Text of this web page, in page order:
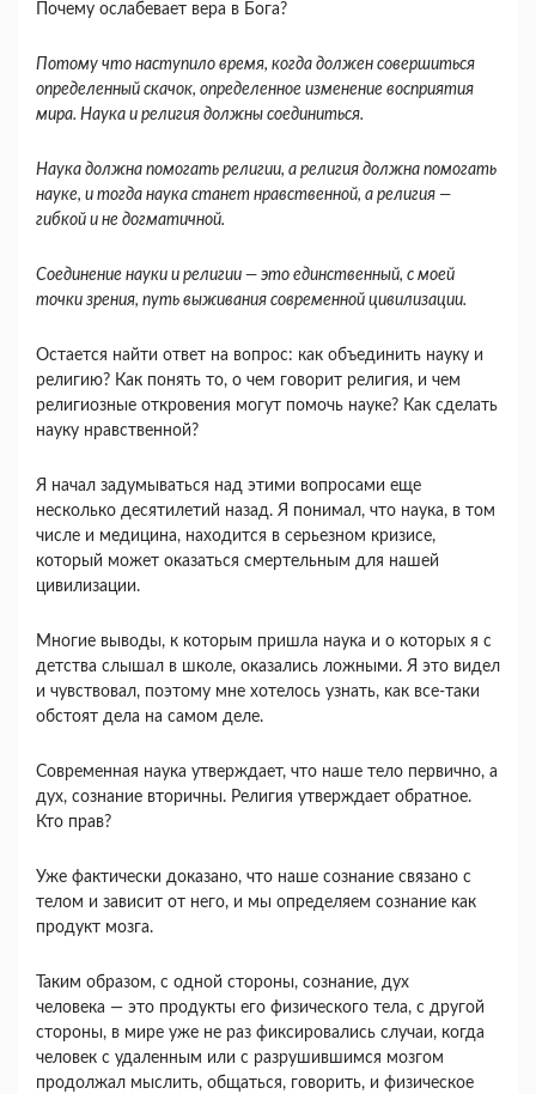
Почему ослабевает вера в Бога?
Потому что наступило время, когда должен совершиться
определенный скачок, определенное изменение восприятия
мира. Наука и религия должны соединиться.
Наука должна помогать религии, а религия должна помогать
науке, и тогда наука станет нравственной, а религия —
гибкой и не догматичной.
Соединение науки и религии — это единственный, с моей
точки зрения, путь выживания современной цивилизации.
Остается найти ответ на вопрос: как объединить науку и
религию? Как понять то, о чем говорит религия, и чем
религиозные откровения могут помочь науке? Как сделать
науку нравственной?
Я начал задумываться над этими вопросами еще
несколько десятилетий назад. Я понимал, что наука, в том
числе и медицина, находится в серьезном кризисе,
который может оказаться смертельным для нашей
цивилизации.
Многие выводы, к которым пришла наука и о которых я с
детства слышал в школе, оказались ложными. Я это видел
и чувствовал, поэтому мне хотелось узнать, как все-таки
обстоят дела на самом деле.
Современная наука утверждает, что наше тело первично, а
дух, сознание вторичны. Религия утверждает обратное.
Кто прав?
Уже фактически доказано, что наше сознание связано с
телом и зависит от него, и мы определяем сознание как
продукт мозга.
Таким образом, с одной стороны, сознание, дух
человека — это продукты его физического тела, с другой
стороны, в мире уже не раз фиксировались случаи, когда
человек с удаленным или с разрушившимся мозгом
продолжал мыслить, общаться, говорить, и физическое